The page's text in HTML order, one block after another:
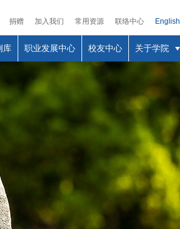
捐赠 加入我们 常用资源 联络中心 English
库 职业发展中心 校友中心 关于学院